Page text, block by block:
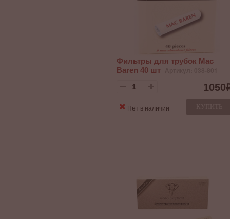
Фильтры для трубок Mac
Baren 40 шт
1050
КУПИТЬ
Нет в наличии